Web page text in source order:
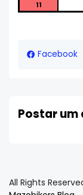
11
Facebook
Postar
All Rights